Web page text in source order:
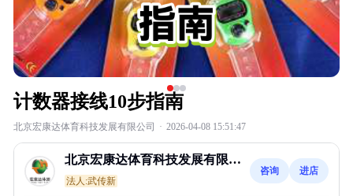
计数器接线10步指南
北京宏康达体育科技发展有限公司 · 2026-04-08 15:51:47
北京宏康达体育科技发展有限公
司
法人:武传新
咨询 进店